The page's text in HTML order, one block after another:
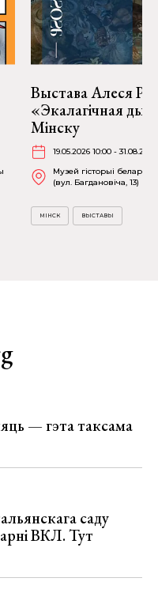
Выстава Алеся
«Экалагічная
Мінску
19.05.2026 10:00 -
Музей гісторыі
(вул. Багдановіча, 13)
МІНСК ВЫСТАВЫ
— гэта таксама
саду
ВКЛ. Тут